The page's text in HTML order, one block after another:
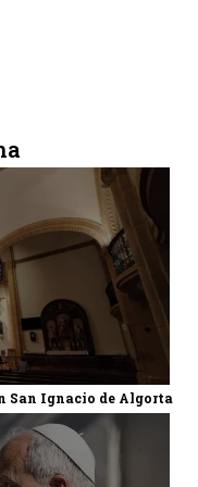
San Ignacio de Algorta